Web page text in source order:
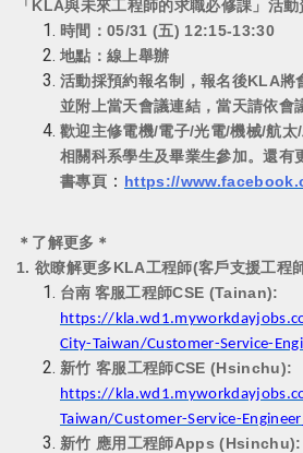
「KLA與未來工程師的求職必修課」活動
時間：05/31 (五) 12:15-13:30
地點：線上舉辦
活動採預約報名制，報名後KLA將
並附上當天會議連結，當天請依會
歡迎主修電機/電子/光電/機械/航
相關科系學生及畢業生參加。還有
書專頁 ： https://
＊了解更多＊
1. 欲瞭解更多KLA工程師(客戶支援工程
台南 客服工程師CSE (Tainan):
https://
City-Taiwan/Customer-Service-
新竹 客服工程師CSE (Hsinchu):
https://
Taiwan/Customer-Service-
新竹 應用工程師Apps (Hsinchu):